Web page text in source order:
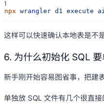
1
npx wrangler d1 execute
这样可以快速确认本地表是不
6. 为什么初始化 SQL
新手刚开始容易图省事，把建
单独放 SQL 文件有几个很直接